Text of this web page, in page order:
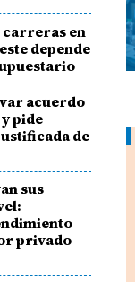
carreras en
depende
acuerdo
pide
de
sus
privado